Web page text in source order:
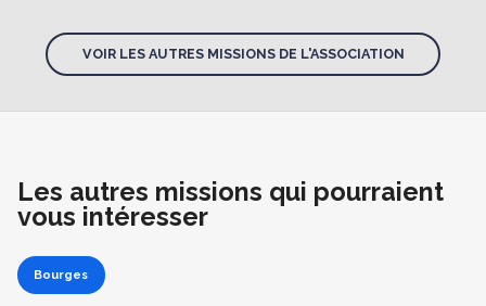
VOIR LES AUTRES MISSIONS DE L'ASSOCIATION
Les autres missions qui pourraient
vous intéresser
Bourges